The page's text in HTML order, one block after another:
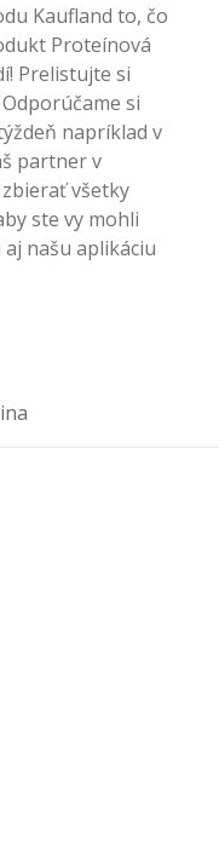
Kaufland to, čo
Proteínová
Prelistujte si
si
napríklad v
partner v
všetky
ste vy mohli
našu aplikáciu